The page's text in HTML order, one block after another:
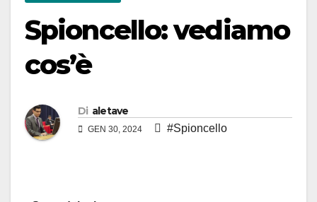
Spioncello: vediamo
cos’è
Di aletave
GEN 30, 2024 #Spioncello